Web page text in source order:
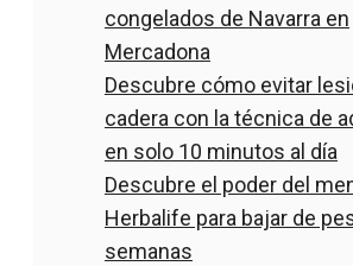
congelados de Navarra en
Mercadona
Descubre cómo evitar
cadera con la técnica de
en solo 10 minutos al día
Descubre el poder del
Herbalife para bajar de
semanas